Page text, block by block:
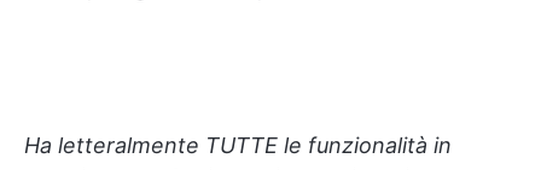
Ha letteralmente TUTTE le funzionalità in